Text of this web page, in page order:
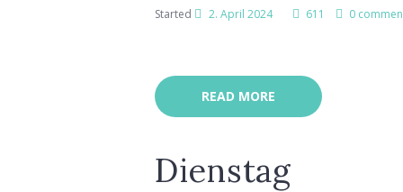
Started 2. April 2024 611 0
READ MORE
Dienstag